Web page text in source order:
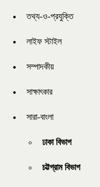
তথ্য-ও-প্রযুক্তি
লাইফ স্টাইল
সম্পাদকীয়
সাক্ষাৎকার
সারা-বাংলা
ঢাকা বিভাগ
চট্টগ্রাম বিভাগ